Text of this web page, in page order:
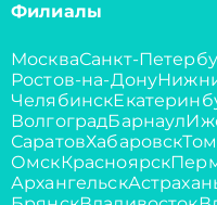
Филиалы
МоскваСанкт-
Ростов-на-Дону
Челябинск
ВолгоградБарнаул
СаратовХабаровск
ОмскКрасноярск
Архангельск